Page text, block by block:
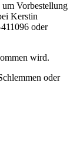
um Vorbestellung
Kerstin
oder
wird.
oder